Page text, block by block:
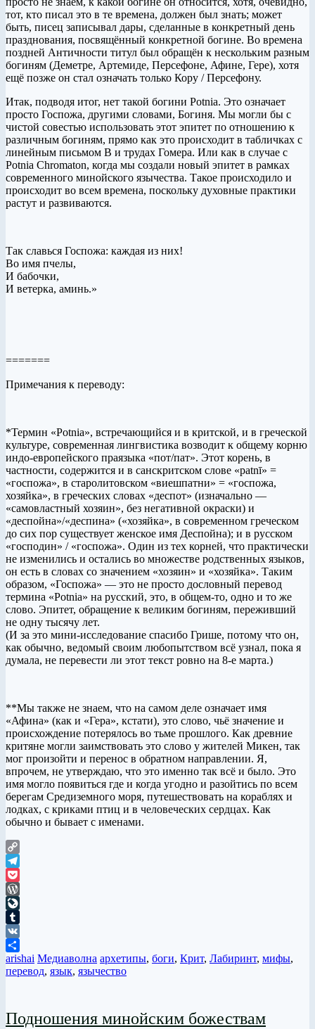
тот, кто писал это в те времена, должен был знать; может
быть, писец записывал дары, сделанные в конкретный день
празднования, посвящённый конкретной богине. Во времена
поздней Античности титул был обращён к нескольким разным
богиням (Деметре, Артемиде, Персефоне, Афине, Гере), хотя
ещё позже он стал означать только Кору / Персефону.
Итак, подводя итог, нет такой богини Potnia. Это означает
просто Госпожа, другими словами, Богиня. Мы могли бы с
чистой совестью использовать этот эпитет по отношению к
различным богиням, прямо как это происходит в табличках с
линейным письмом B и трудах Гомера. Или как в случае с
Potnia Chromaton, когда мы создали новый эпитет в рамках
современного минойского язычества. Такое происходило и
происходит во всем времена, поскольку духовные практики
растут и развиваются.
Так славься Госпожа: каждая из них!
Во имя пчелы,
И бабочки,
И ветерка, аминь.»
=======
Примечания к переводу:
*Термин «Potnia», встречающийся и в критской, и в греческой
культуре, современная лингвистика возводит к общему корню
индо-европейского праязыка «пот/пат». Этот корень, в
частности, содержится и в санскритском слове «patnī» =
«госпожа», в старолитовском «виешпатни» = «госпожа,
хозяйка», в греческих словах «деспот» (изначально —
«самовластный хозяин», без негативной окраски) и
«деспойна»/«деспина» («хозяйка», в современном греческом
до сих пор существует женское имя Деспойна); и в русском
«господин» / «госпожа». Один из тех корней, что практически
не изменились и остались во множестве родственных языков,
он есть в словах со значением «хозяин» и «хозяйка». Таким
образом, «Госпожа» — это не просто дословный перевод
термина «Potnia» на русский, это, в общем-то, одно и то же
слово. Эпитет, обращение к великим богиням, переживший
не одну тысячу лет.
(И за это мини-исследование спасибо Грише, потому что он,
как обычно, ведомый своим любопытством всё узнал, пока я
думала, не перевести ли этот текст ровно на 8-е марта.)
**Мы также не знаем, что на самом деле означает имя
«Афина» (как и «Гера», кстати), это слово, чьё значение и
происхождение потерялось во тьме прошлого. Как древние
критяне могли заимствовать это слово у жителей Микен, так
мог произойти и перенос в обратном направлении. Я,
впрочем, не утверждаю, что это именно так всё и было. Это
имя могло появиться где и когда угодно и разойтись по всем
берегам Средиземного моря, путешествовать на кораблях и
лодках, с криками птиц и в человеческих сердцах. Как
обычно и бывает с именами.
Copy
Link
Telegram
Pocket
WordPress
LiveJournal
Tumblr
VK
Отправить
arishai Медиаволна архетипы, боги, Крит, Лабиринт, мифы,
перевод, язык, язычество
Подношения минойским божествам